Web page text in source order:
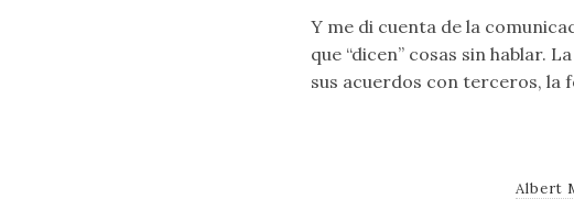
Y me di cuenta de la
que “dicen” cosas sin hablar.
sus acuerdos con terceros, la
Albert